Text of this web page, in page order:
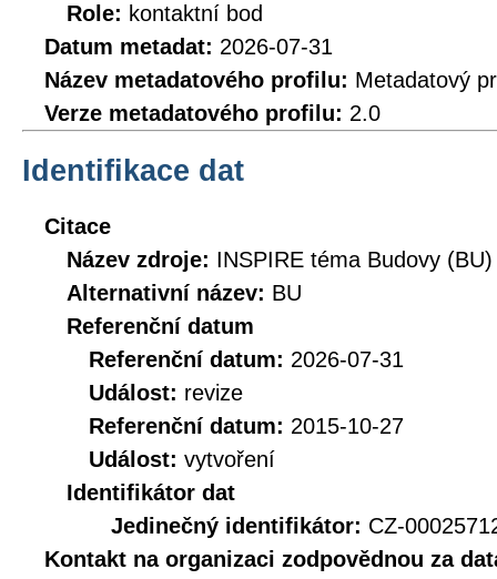
Role: kontaktní bod
Datum metadat: 2026-07-31
Název metadatového profilu: Metadatový
Verze metadatového profilu: 2.0
Identifikace dat
Citace
Název zdroje: INSPIRE téma Budovy (BU)
Alternativní název: BU
Referenční datum
Referenční datum: 2026-07-31
Událost: revize
Referenční datum: 2015-10-27
Událost: vytvoření
Identifikátor dat
Jedinečný identifikátor: CZ-
Kontakt na organizaci zodpovědnou za